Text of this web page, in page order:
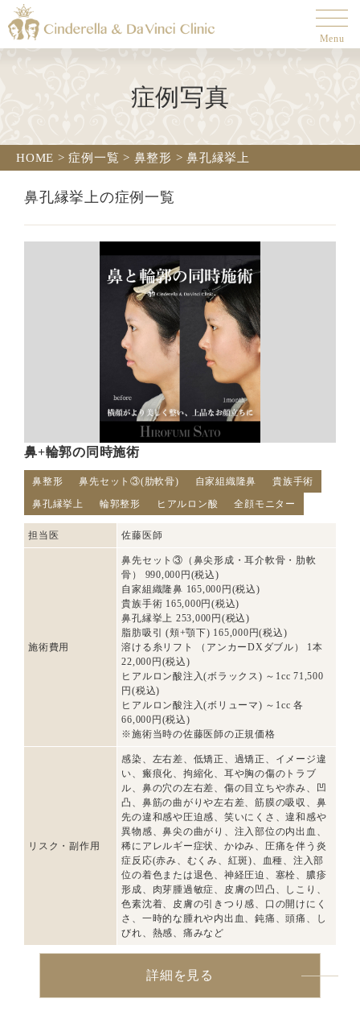
Menu
症例写真
HOME >症例一覧 > 鼻整形 > 鼻孔縁挙上
鼻孔縁挙上の症例一覧
鼻+輪郭の同時施術
鼻整形 鼻先セット③(肋軟骨) 自家組織隆鼻
貴族手術
鼻孔縁挙上
輪郭整形 ヒアルロン酸 全顔モニター
担当医 佐藤医師
施術費用
鼻先セット③（鼻尖形成・耳介軟骨・肋軟
骨） 990,000円(税込)
自家組織隆鼻 165,000円(税込)
貴族手術 165,000円(税込)
鼻孔縁挙上 253,000円(税込)
脂肪吸引 (頬+顎下) 165,000円(税込)
溶ける糸リフト （アンカーDXダブル） 1本
22,000円(税込)
ヒアルロン酸注入(ボラックス) ～1cc 71,500
円(税込)
ヒアルロン酸注入(ボリューマ) ～1cc 各
66,000円(税込)
※施術当時の佐藤医師の正規価格
リスク・副作用
感染、左右差、低矯正、過矯正、イメージ違
い、瘢痕化、拘縮化、耳や胸の傷のトラブ
ル、鼻の穴の左右差、傷の目立ちや赤み、凹
凸、鼻筋の曲がりや左右差、筋膜の吸収、鼻
先の違和感や圧迫感、笑いにくさ、違和感や
異物感、鼻尖の曲がり、注入部位の内出血、
稀にアレルギー症状、かゆみ、圧痛を伴う炎
症反応(赤み、むくみ、紅斑)、血種、注入部
位の着色または退色、神経圧迫、塞栓、膿疹
形成、肉芽腫過敏症、皮膚の凹凸、しこり、
色素沈着、皮膚の引きつり感、口の開けにく
さ、一時的な腫れや内出血、鈍痛、頭痛、し
びれ、熱感、痛みなど
詳細を見る